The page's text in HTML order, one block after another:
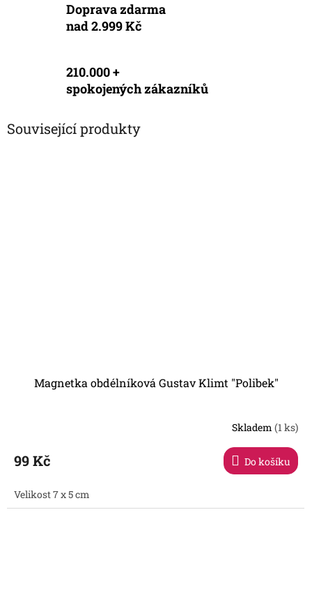
Doprava zdarma
nad 2.999 Kč
210.000 +
spokojených zákazníků
Související produkty
Magnetka obdélníková Gustav Klimt "Polibek"
Skladem (1 ks)
99 Kč Do košíku
Velikost 7 x 5 cm